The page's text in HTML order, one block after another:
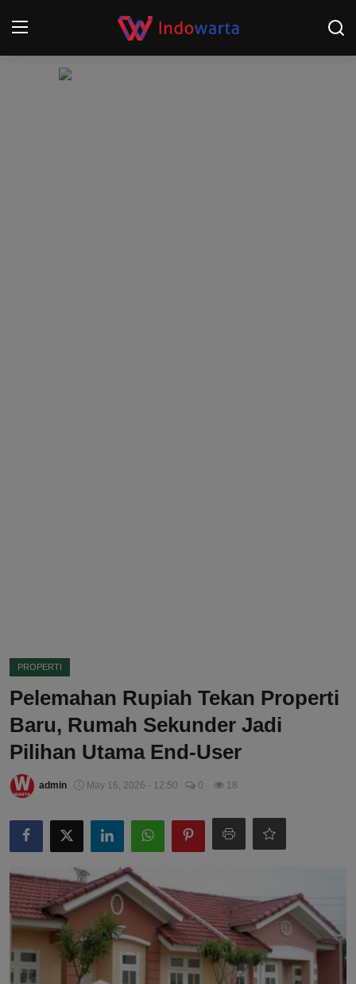
PROPERTI
Pelemahan Rupiah Tekan Properti
Baru, Rumah Sekunder Jadi
Pilihan Utama End-User
admin May 16, 2026 - 12:50 0 18